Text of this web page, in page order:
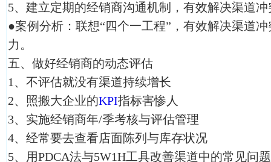
5、建立定期的经销商沟通机制，有效解决渠道
●案例分析：联想“四个一工程”，有效解决渠道
力。
五、做好经销商的动态评估
1、不评估就没有渠道持续增长
2、照搬大企业的KPI指标害惨人
3、实施经销商年/季考核与评估管理
4、经常要去查看店面陈列与库存状况
5、用PDCA法与5W1H工具改善渠道中的常见问题